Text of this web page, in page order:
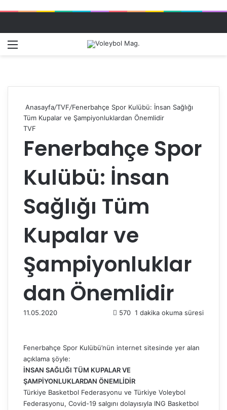
Anasayfa/TVF/Fenerbahçe Spor Kulübü: İnsan Sağlığı
Tüm Kupalar ve Şampiyonluklardan Önemlidir
TVF
Fenerbahçe Spor
Kulübü: İnsan
Sağlığı Tüm
Kupalar ve
Şampiyonluklar
dan Önemlidir
11.05.2020 570 1 dakika okuma süresi
Fenerbahçe Spor Kulübü’nün internet sitesinde yer alan
açıklama şöyle:
İNSAN SAĞLIĞI TÜM KUPALAR VE
ŞAMPİYONLUKLARDAN ÖNEMLİDİR
Türkiye Basketbol Federasyonu ve Türkiye Voleybol
Federasyonu, Covid-19 salgını dolayısıyla ING Basketbol